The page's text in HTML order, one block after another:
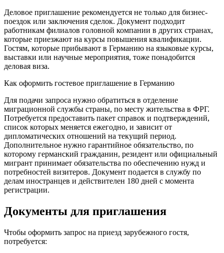
Деловое приглашение рекомендуется не только для бизнес-
поездок или заключения сделок. Документ подходит
работникам филиалов головной компании в других странах,
которые приезжают на курсы повышения квалификации.
Гостям, которые прибывают в Германию на языковые курсы,
выставки или научные мероприятия, тоже понадобится
деловая виза.
Как оформить гостевое приглашение в Германию
Для подачи запроса нужно обратиться в отделение
миграционной службы страны, по месту жительства в ФРГ.
Потребуется предоставить пакет справок и подтверждений,
список которых меняется ежегодно, и зависит от
дипломатических отношений на текущий период.
Дополнительное нужно гарантийное обязательство, по
которому германский гражданин, резидент или официальный
мигрант принимает обязательства по обеспечению нужд и
потребностей визитеров. Документ подается в службу по
делам иностранцев и действителен 180 дней с момента
регистрации.
Документы для приглашения
Чтобы оформить запрос на приезд зарубежного гостя,
потребуется: